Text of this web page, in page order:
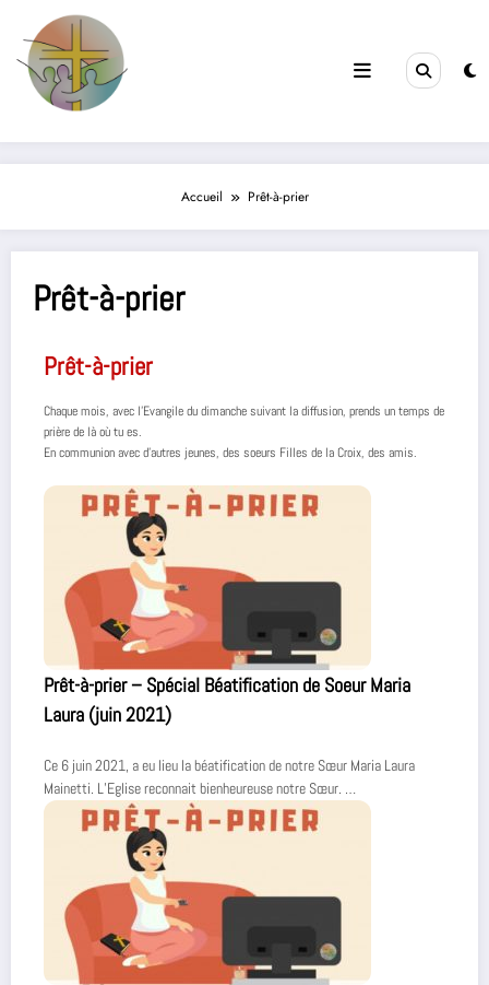
Filles de la Croix
Accueil Prêt-à-prier
Prêt-à-prier
Prêt-à-prier
Chaque mois, avec l’Evangile du dimanche suivant la diffusion, prends un temps de
prière de là où tu es.
En communion avec d’autres jeunes, des soeurs Filles de la Croix, des amis.
Prêt-à-prier – Spécial Béatification de Soeur Maria
Laura (juin 2021)
Ce 6 juin 2021, a eu lieu la béatification de notre Sœur Maria Laura
Mainetti. L’Eglise reconnait bienheureuse notre Sœur. …